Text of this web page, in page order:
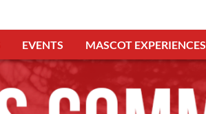
EVENTS MASCOT EXPERIENCES